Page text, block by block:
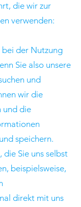
die wir zur
verwenden:
der Nutzung
Sie also unsere
und
wir die
und die
speichern.
die Sie uns selbst
beispielsweise,
direkt mit uns